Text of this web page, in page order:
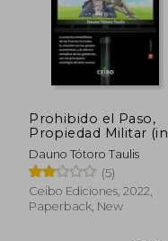
Prohibido el Paso,
Propiedad Militar (in
Spanish)
Dauno Tótoro Taulis
(5)
Ceibo Ediciones, 2022,
Paperback, New